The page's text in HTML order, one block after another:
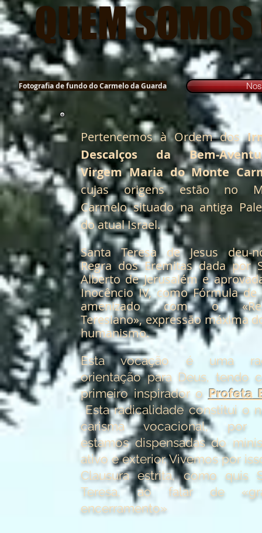
QUEM
Fotografia de fundo do Carmelo da Guarda
Pertencemos à Ordem dos
Descalços da Bem-
Virgem Maria do Monte
cujas origens estão no
Carmelo situado na antiga
do atual Israel.
Santa Teresa de Jesus deu-
Regra dos Eremitas dada por
Alberto de Jerusalém e
Inocêncio IV, como Fórmula de
amenizado com o
Teresiano», expressão máxima
humanismo.
Esta vocação é uma
orientação para Deus, tendo
primeiro inspirador o Profeta
Esta radicalidade constitui o
carisma vocacional, por
estamos dispensadas do
ativo e exterior. Vivemos por
Clausura estrita, como quis
Teresa, ao falar de
encerramento»